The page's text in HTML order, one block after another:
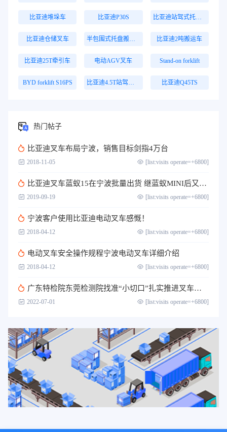
比亚迪堆垛车 比亚迪P30S 比亚迪站驾式托盘搬运车
比亚迪仓储叉车 半包围式托盘搬运车 比亚迪2吨搬运车
比亚迪25T牵引车 电动AGV叉车 Stand-on forklift
BYD forklift S16PS 比亚迪4.5T站驾式牵引车 比亚迪Q45TS
热门帖子
比亚迪叉车布局宁波，销售目标剑指4万台
2018-11-05 [list:visits operate=+6800]
比亚迪叉车蓝蚁15在宁波批量出货 继蓝蚁MINI后又一壮举
2019-09-19 [list:visits operate=+6800]
宁波客户​使用比亚迪电动叉车感慨！
2018-04-12 [list:visits operate=+6800]
电动叉车安全操作规程宁波电动叉车详细介绍
2018-04-12 [list:visits operate=+6800]
广东特检院东莞检测院找准“小切口”扎实推进叉车司机作业人员取证考核工作
2022-07-01 [list:visits operate=+6800]